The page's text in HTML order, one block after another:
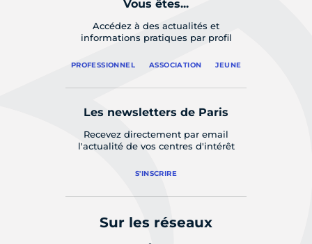
Vous êtes...
Accédez à des actualités et
informations pratiques par profil
PROFESSIONNEL ASSOCIATION JEUNE
Les newsletters de Paris
Recevez directement par email
l'actualité de vos centres d'intérêt
S'INSCRIRE
Sur les réseaux